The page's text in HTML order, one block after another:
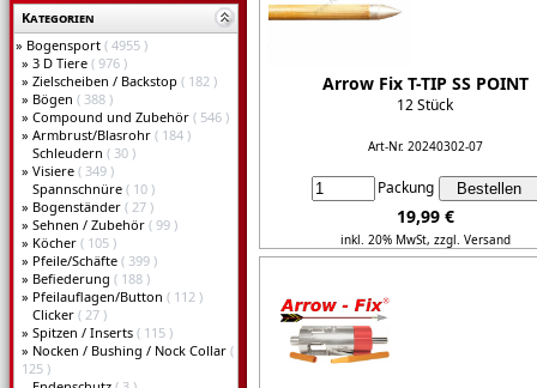
Kategorien
» Bogensport ( 4955 )
» 3 D Tiere ( 976 )
» Zielscheiben / Backstop ( 182 )
» Bögen ( 388 )
» Compound und Zubehör ( 546 )
» Armbrust/Blasrohr ( 184 )
Schleudern ( 30 )
» Visiere ( 349 )
Spannschnüre ( 10 )
» Bogenständer ( 27 )
» Sehnen / Zubehör ( 99 )
» Köcher ( 105 )
» Pfeile/Schäfte ( 399 )
» Befiederung ( 188 )
» Pfeilauflagen/Button ( 112 )
Clicker ( 27 )
» Spitzen / Inserts ( 115 )
» Nocken / Bushing / Nock Collar (
125 )
Arrow Fix T-TIP SS POINT
12 Stück
Art-Nr. 20240302-07
Packung
19,99 €
inkl. 20% MwSt, zzgl. Versand